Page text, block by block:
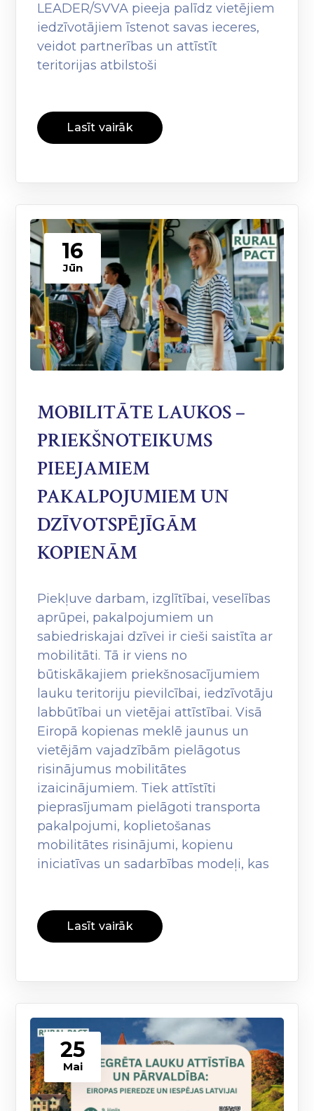
LEADER/SVVA pieeja palīdz vietējiem
iedzīvotājiem īstenot savas ieceres,
veidot partnerības un attīstīt
teritorijas atbilstoši
Lasīt vairāk
16
Jūn
MOBILITĀTE LAUKOS –
PRIEKŠNOTEIKUMS
PIEEJAMIEM
PAKALPOJUMIEM UN
DZĪVOTSPĒJĪGĀM
KOPIENĀM
Piekļuve darbam, izglītībai, veselības
aprūpei, pakalpojumiem un
sabiedriskajai dzīvei ir cieši saistīta ar
mobilitāti. Tā ir viens no
būtiskākajiem priekšnosacījumiem
lauku teritoriju pievilcībai, iedzīvotāju
labbūtībai un vietējai attīstībai. Visā
Eiropā kopienas meklē jaunus un
vietējām vajadzībām pielāgotus
risinājumus mobilitātes
izaicinājumiem. Tiek attīstīti
pieprasījumam pielāgoti transporta
pakalpojumi, koplietošanas
mobilitātes risinājumi, kopienu
iniciatīvas un sadarbības modeļi, kas
Lasīt vairāk
25
Mai